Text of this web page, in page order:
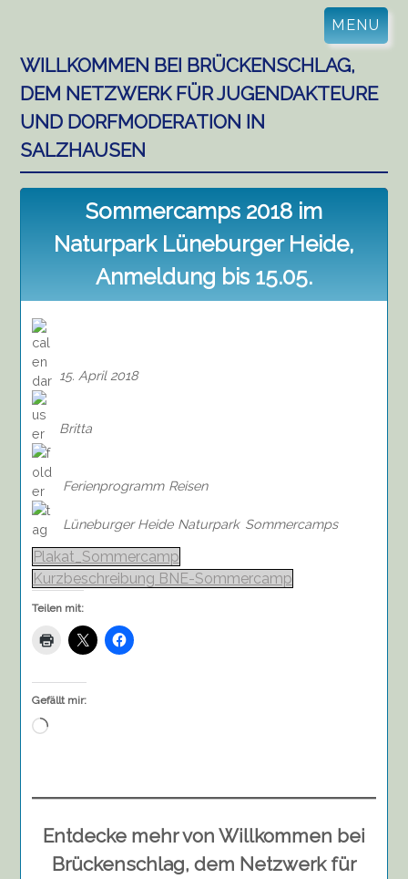
content
MENU
WILLKOMMEN BEI BRÜCKENSCHLAG,
DEM NETZWERK FÜR JUGENDAKTEURE
UND DORFMODERATION IN
SALZHAUSEN
Sommercamps 2018 im
Naturpark Lüneburger Heide,
Anmeldung bis 15.05.
15. April 2018
Britta
Ferienprogramm Reisen
Lüneburger Heide Naturpark Sommercamps
Plakat_Sommercamp
Kurzbeschreibung BNE-Sommercamp
Teilen mit:
Gefällt mir:
Wird
Entdecke mehr von Willkommen bei
Brückenschlag, dem Netzwerk für